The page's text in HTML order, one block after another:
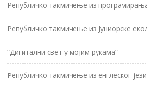
Републичко такмичење из
Републичко такмичење из Јуниорске
“Дигитални свет у мојим рукама”
Републичко такмичење из енглеског